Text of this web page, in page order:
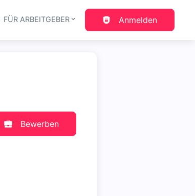
FÜR ARBEITGEBER Anmelden
Bewerben